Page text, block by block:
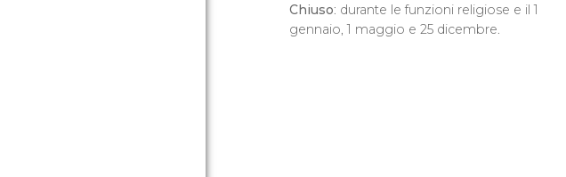
Chiuso: durante le funzioni religiose e il 1
gennaio, 1 maggio e 25 dicembre.